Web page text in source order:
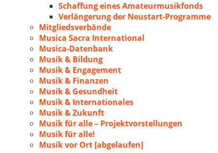
Schaffung eines Amateurmusikfonds
Verlängerung der Neustart-Programme
Mitgliedsverbände
Musica Sacra International
Musica-Datenbank
Musik & Bildung
Musik & Engagement
Musik & Finanzen
Musik & Gesundheit
Musik & Internationales
Musik & Zukunft
Musik für alle – Projektvorstellungen
Musik für alle!
Musik vor Ort [abgelaufen]